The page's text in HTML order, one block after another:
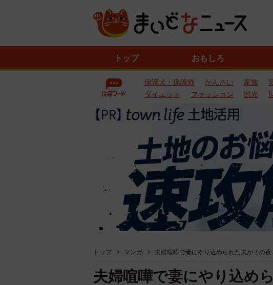
トップ おもしろ
保護犬・保護猫 かんさい 家族
ダイエット
ファッション 観光
トップ マンガ 夫婦喧嘩で妻にやり込められた夫がその
夫婦喧嘩で妻にやり込め